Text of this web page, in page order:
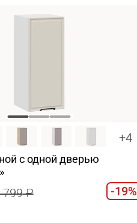
+4
c одной дверью
799 -19%